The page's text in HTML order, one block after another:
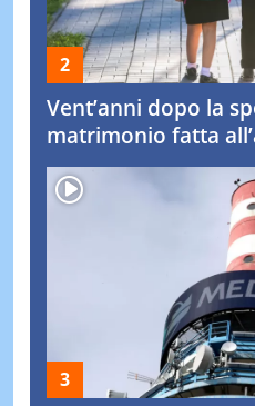
Vent’anni dopo la
matrimonio fatta